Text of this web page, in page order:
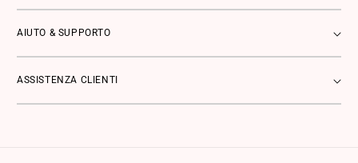
AIUTO & SUPPORTO
ASSISTENZA CLIENTI